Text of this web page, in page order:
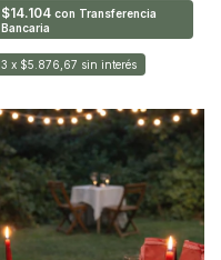
$14.104 con Transferencia
Bancaria
3 x $5.876,67 sin interés